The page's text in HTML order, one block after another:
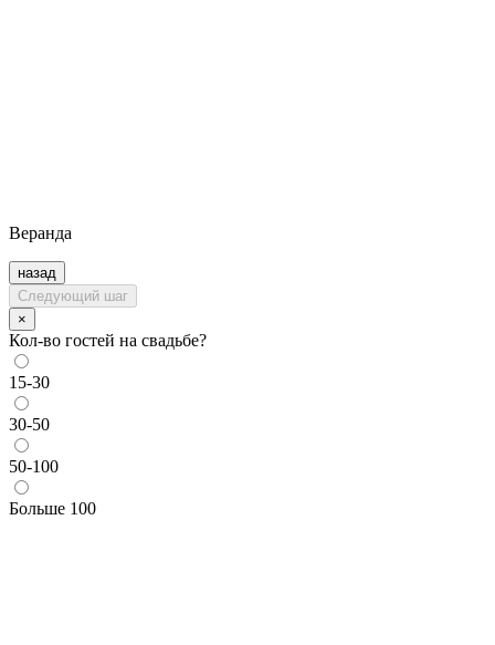
Веранда
назад
Следующий шаг
×
Кол-во гостей на свадьбе?
15-30
30-50
50-100
Больше 100